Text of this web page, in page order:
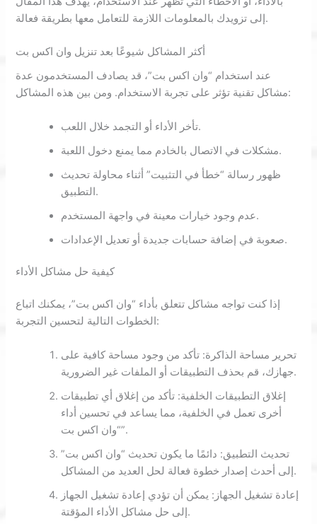
إلى تزويدك بالمعلومات اللازمة للتعامل معها بطريقة فعالة.
أكثر المشاكل شيوعًا بعد تنزيل وان اكس بت
عند استخدام “وان اكس بت”، قد يصادف المستخدمون عدة
مشاكل تقنية تؤثر على تجربة الاستخدام. ومن بين هذه المشاكل:
تأخر الأداء أو التجمد خلال اللعب.
مشكلات في الاتصال بالخادم مما يمنع دخول اللعبة.
ظهور رسالة “خطأ في التثبيت” أثناء محاولة تحديث
التطبيق.
عدم وجود خيارات معينة في واجهة المستخدم.
صعوبة في إضافة حسابات جديدة أو تعديل الإعدادات.
كيفية حل مشاكل الأداء
إذا كنت تواجه مشاكل تتعلق بأداء “وان اكس بت”، يمكنك اتباع
الخطوات التالية لتحسين التجربة:
تحرير مساحة الذاكرة: تأكد من وجود مساحة كافية على
جهازك، قم بحذف التطبيقات أو الملفات غير الضرورية.
إغلاق التطبيقات الخلفية: تأكد من إغلاق أي تطبيقات
أخرى تعمل في الخلفية، مما يساعد في تحسين أداء
“وان اكس بت”.
تحديث التطبيق: دائمًا ما يكون تحديث “وان اكس بت”
إلى أحدث إصدار خطوة فعالة لحل العديد من المشاكل.
إعادة تشغيل الجهاز: يمكن أن تؤدي إعادة تشغيل الجهاز
إلى حل مشاكل الأداء المؤقتة.